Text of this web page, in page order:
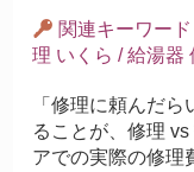
関連キーワー
理 いくら / 給湯器
「修理に頼んだ
ることが、修理
アでの実際の修理